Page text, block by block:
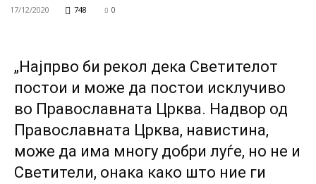
17/12/2020 748 0
„Најпрво би рекол дека Светителот
постои и може да постои исклучиво
во Православната Црква. Надвор од
Православната Црква, навистина,
може да има многу добри луѓе, но не и
Светители, онака како што ние ги